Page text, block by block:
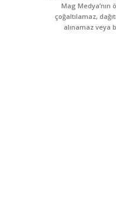
Mag Medya’nın
çoğaltılamaz,
alınamaz veya